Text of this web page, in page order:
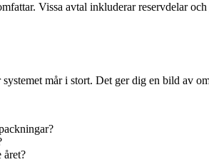
Vissa avtal inkluderar reservdelar
mår i stort. Det ger dig en bild av
året?